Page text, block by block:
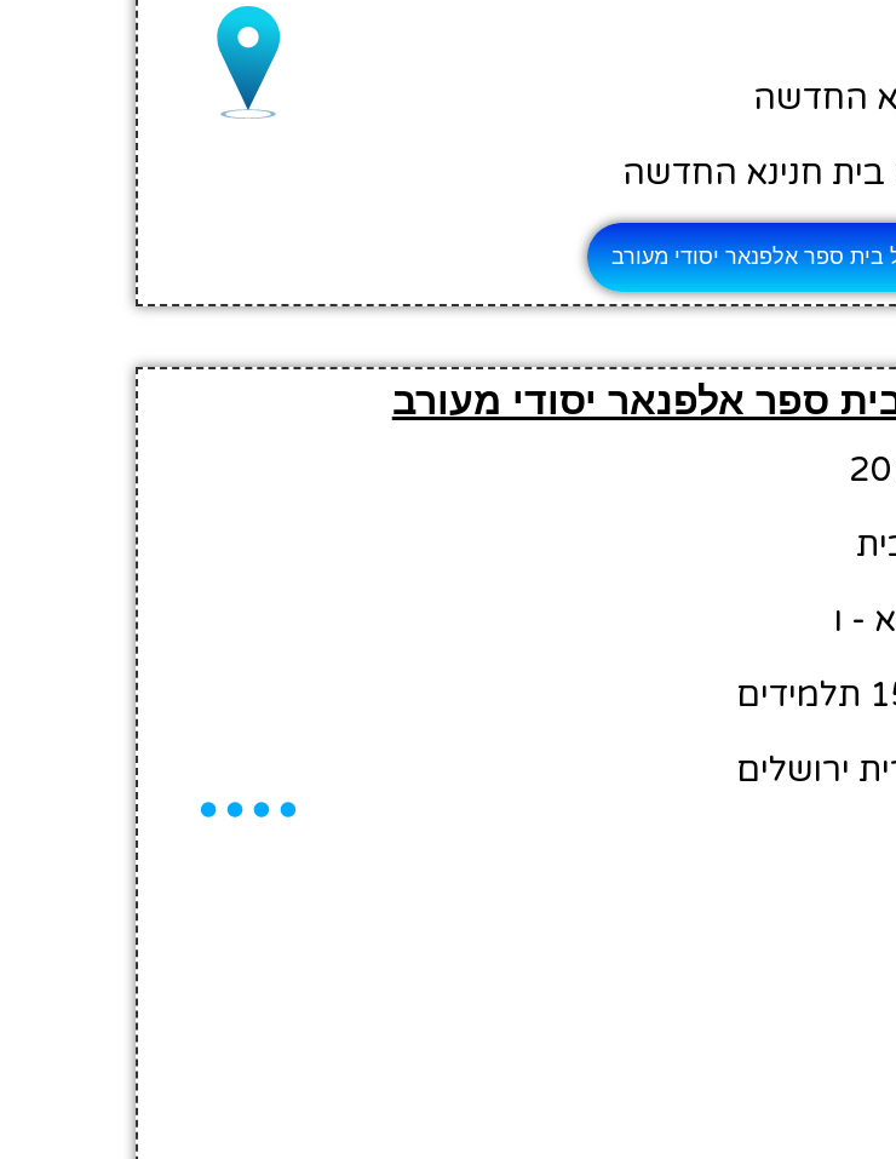
החדשה
בית חנינא החדשה
בית ספר אלפנאר יסודי מעורב
ספר אלפנאר יסודי מעורב
- ו
ירושלים